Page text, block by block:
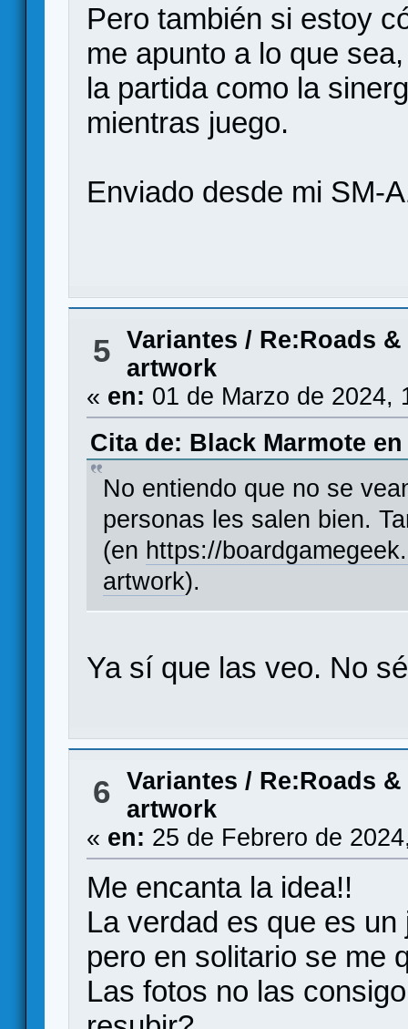
Pero también si estoy
me apunto a lo que
la partida como la
mientras juego.
Enviado desde mi SM-
5 Variantes / Re:Roads
artwork
« en: 01 de Marzo de 2024,
Cita de: Black Marmote
No entiendo que no se
personas les salen bien.
(en https://
artwork).
Ya sí que las veo. No
6 Variantes / Re:Roads
artwork
« en: 25 de Febrero de
Me encanta la idea!!
La verdad es que es
pero en solitario se me
Las fotos no las